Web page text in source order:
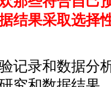
结果采取选择
录和数据分